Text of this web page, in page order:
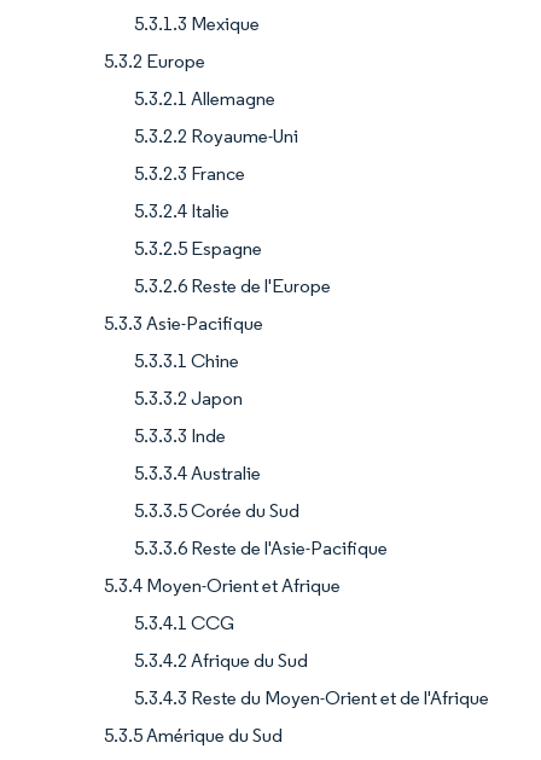
5.3.1.3 Mexique
5.3.2 Europe
5.3.2.1 Allemagne
5.3.2.2 Royaume-Uni
5.3.2.3 France
5.3.2.4 Italie
5.3.2.5 Espagne
5.3.2.6 Reste de l'Europe
5.3.3 Asie-Pacifique
5.3.3.1 Chine
5.3.3.2 Japon
5.3.3.3 Inde
5.3.3.4 Australie
5.3.3.5 Corée du Sud
5.3.3.6 Reste de l'Asie-Pacifique
5.3.4 Moyen-Orient et Afrique
5.3.4.1 CCG
5.3.4.2 Afrique du Sud
5.3.4.3 Reste du Moyen-Orient et de l'Afrique
5.3.5 Amérique du Sud